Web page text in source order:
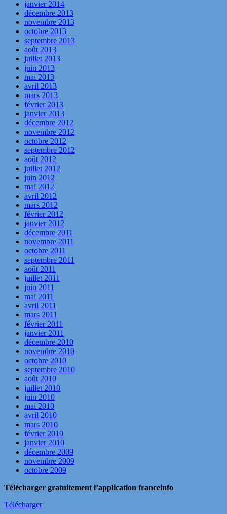
janvier 2014
décembre 2013
novembre 2013
octobre 2013
septembre 2013
août 2013
juillet 2013
juin 2013
mai 2013
avril 2013
mars 2013
février 2013
janvier 2013
décembre 2012
novembre 2012
octobre 2012
septembre 2012
août 2012
juillet 2012
juin 2012
mai 2012
avril 2012
mars 2012
février 2012
janvier 2012
décembre 2011
novembre 2011
octobre 2011
septembre 2011
août 2011
juillet 2011
juin 2011
mai 2011
avril 2011
mars 2011
février 2011
janvier 2011
décembre 2010
novembre 2010
octobre 2010
septembre 2010
août 2010
juillet 2010
juin 2010
mai 2010
avril 2010
mars 2010
février 2010
janvier 2010
décembre 2009
novembre 2009
octobre 2009
Télécharger gratuitement l’application franceinfo
Télécharger